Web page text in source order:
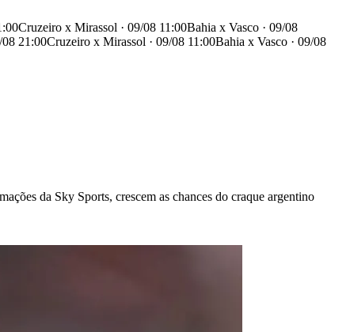
Cruzeiro x Mirassol · 09/08 11:00Bahia x Vasco · 09/08
21:00Cruzeiro x Mirassol · 09/08 11:00Bahia x Vasco · 09/08
da Sky Sports, crescem as chances do craque argentino